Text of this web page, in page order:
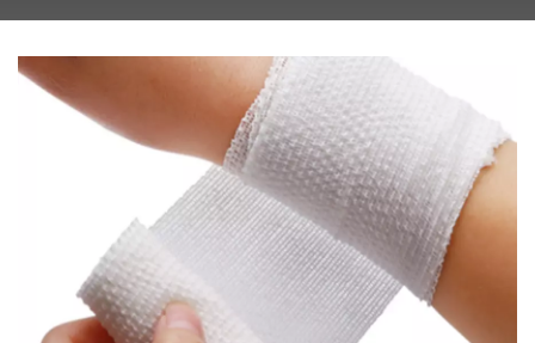
Yhe (KY)